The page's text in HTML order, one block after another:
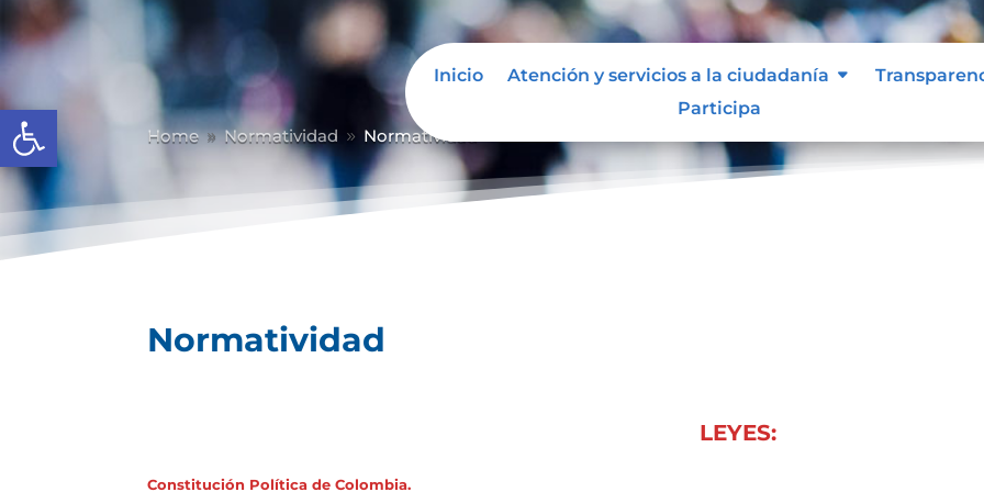
Abrir barra de herramientas
Inicio Atención y servicios a la ciudadanía
Participa
Home 9 Normatividad 9 Normatividad
Normatividad
LEYES:
Constitución Política de Colombia.